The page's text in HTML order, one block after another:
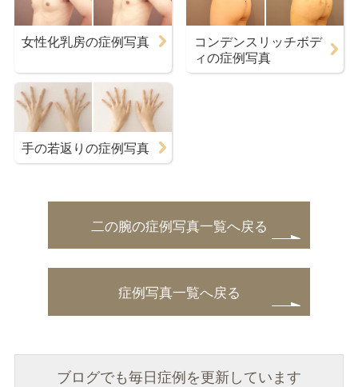
女性化乳房の症例写真
コンデンスリッチボデ
ィの症例写真
手の若返りの症例写真
二の腕の症例写真一覧へ戻る
症例写真一覧へ戻る
ブログでも毎日症例を更新しています